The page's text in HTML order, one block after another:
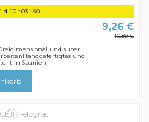
d. 10: 03: 50
9,26 €
10,89 €
und super
und
in Spanien